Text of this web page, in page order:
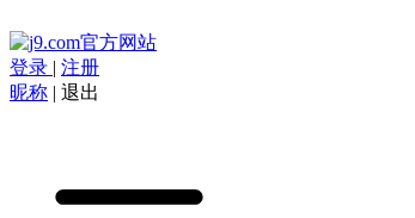
登录 | 注册
昵称 | 退出